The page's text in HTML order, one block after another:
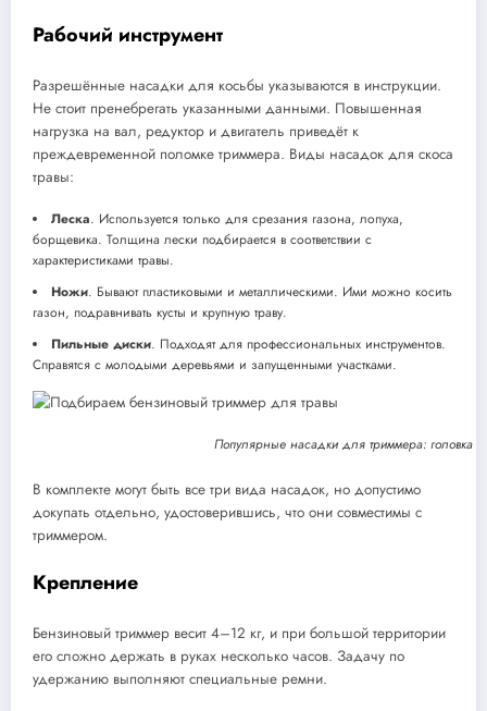
Рабочий инструмент
Разрешённые насадки для косьбы указываются в инструкции.
Не стоит пренебрегать указанными данными. Повышенная
нагрузка на вал, редуктор и двигатель приведёт к
преждевременной поломке триммера. Виды насадок для скоса
травы:
Леска. Используется только для срезания газона, лопуха,
борщевика. Толщина лески подбирается в соответствии с
характеристиками травы.
Ножи. Бывают пластиковыми и металлическими. Ими можно косить
газон, подравнивать кусты и крупную траву.
Пильные диски. Подходят для профессиональных инструментов.
Справятся с молодыми деревьями и запущенными участками.
Популярные насадки для триммера: головка
В комплекте могут быть все три вида насадок, но допустимо
докупать отдельно, удостоверившись, что они совместимы с
триммером.
Крепление
Бензиновый триммер весит 4–12 кг, и при большой территории
его сложно держать в руках несколько часов. Задачу по
удержанию выполняют специальные ремни.